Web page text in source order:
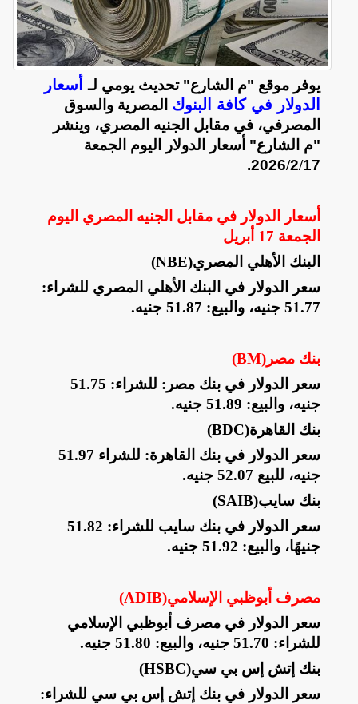
يوفر موقع "م الشارع" تحديث يومي لـأسعار
الدولار في كافة البنوك المصرية والسوق
المصرفي، في مقابل الجنيه المصري، وينشر
"م الشارع" أسعار الدولار اليوم الجمعة
17
/
2
/
2026.
أسعار الدولار في مقابل الجنيه المصري اليوم
الجمعة 17 أبريل
البنك الأهلي المصري(NBE)
سعر الدولار في البنك الأهلي المصري للشراء:
51.77 جنيه، والبيع: 51.87 جنيه
.
بنك مصر(BM)
سعر الدولار في بنك مصر: للشراء: 51.75
جنيه، والبيع: 51.89 جنيه
.
بنك القاهرة(BDC)
سعر الدولار في بنك القاهرة: للشراء 51.97
جنيه، للبيع 52.07 جنيه
.
بنك سايب(SAIB)
سعر الدولار في بنك سايب للشراء: 51.82
جنيهًا، والبيع: 51.92 جنيه
.
مصرف أبوظبي الإسلامي(ADIB)
سعر الدولار في مصرف أبوظبي الإسلامي
للشراء: 51.70 جنيه، والبيع: 51.80 جنيه
.
بنك إتش إس بي سي(HSBC)
سعر الدولار في بنك إتش إس بي سي للشراء: